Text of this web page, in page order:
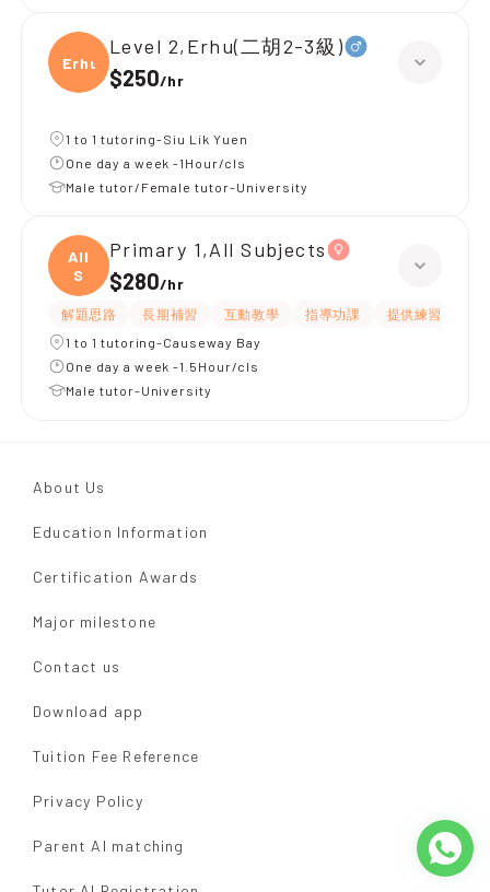
Erhu(
Level 2,Erhu(二胡2-3級)
$250/hr
1 to 1 tutoring-Siu Lik Yuen
One day a week -1Hour/cls
Male tutor/Female tutor-University
All
S
Primary 1,All Subjects
$280/hr
解題思路 長期補習 互動教學 指導功課
提供練習題/試題
1 to 1 tutoring-Causeway Bay
One day a week -1.5Hour/cls
Male tutor-University
About Us
Education Information
Certification Awards
Major milestone
Contact us
Download app
Tuition Fee Reference
Privacy Policy
Parent AI matching